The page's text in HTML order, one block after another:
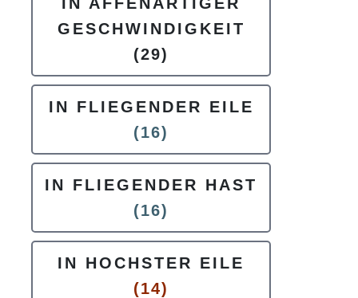
GESCHWINDIGKEIT
(29)
IN FLIEGENDER EILE
(16)
IN FLIEGENDER HAST
(16)
IN HOCHSTER EILE
(14)